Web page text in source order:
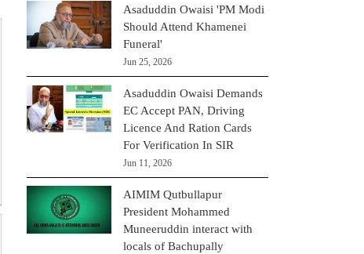
Asaduddin Owaisi 'PM Modi
Should Attend Khamenei
Funeral'
Jun 25, 2026
Asaduddin Owaisi Demands
EC Accept PAN, Driving
Licence And Ration Cards
For Verification In SIR
Jun 11, 2026
AIMIM Qutbullapur
President Mohammed
Muneeruddin interact with
locals of Bachupally